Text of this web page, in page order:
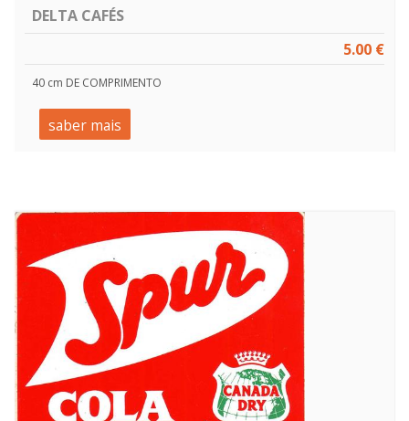
DELTA CAFÉS
5.00 €
40 cm DE COMPRIMENTO
saber mais